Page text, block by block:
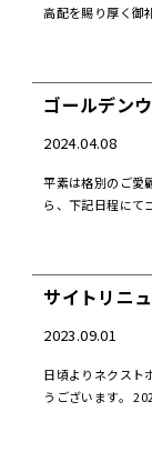
高配を賜り厚く御
ゴールデン
2024.04.08
平素は格別のご愛
ら、下記日程にて
サイトリニ
2023.09.01
日頃よりネクスト
うございます。